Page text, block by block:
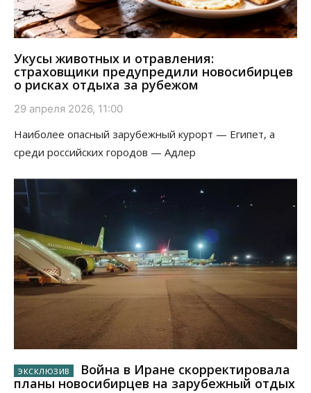
Укусы животных и отравления:
страховщики предупредили новосибирцев
о рисках отдыха за рубежом
29 апреля 2026, 11:00
Наиболее опасный зарубежный курорт — Египет, а
среди российских городов — Адлер
Война в Иране скорректировала
планы новосибирцев на зарубежный отдых